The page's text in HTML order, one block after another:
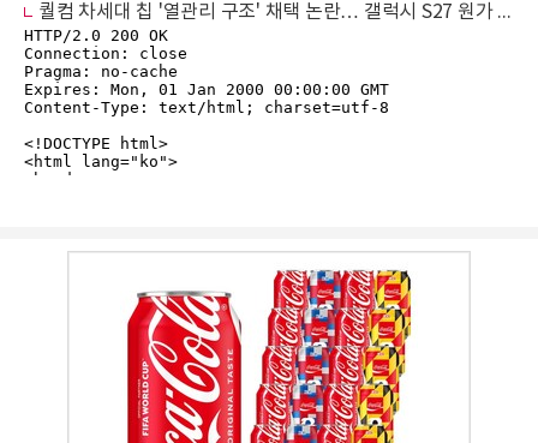
퀄컴 차세대 칩 '열관리 구조' 채택 논란… 갤럭시 S27 원가 구조 흔드나